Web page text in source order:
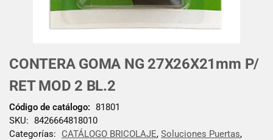
CONTERA GOMA NG 27X26X21mm P/
RET MOD 2 BL.2
Código de catálogo: 81801
SKU: 8426664818010
Categorías:
CATÁLOGO BRICOLAJE, Soluciones Puertas,